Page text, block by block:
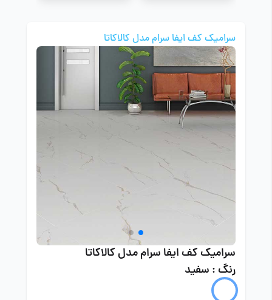
سرامیک کف ایفا سرام مدل کالاکاتا
سرامیک کف ایفا سرام مدل کالاکاتا
رنگ : سفید